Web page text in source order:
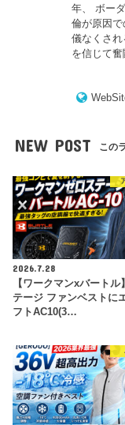
年、 ボー
倫が原因
儀なくさ
を信じて奮
NEW POST この
2026.7.28
【ワークマンxバートル
テージ ファンベストに
フトAC10(3…